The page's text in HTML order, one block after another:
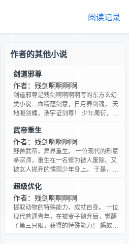
阅读记录
作者的其他小说
剑道邪尊
作者：残剑啊啊啊啊
剑道邪尊是残剑啊啊啊啊写的东方玄幻
类小说....血精蕴剑意，日月养剑魂， 天
地凝剑魄，浩宇证剑尊！ 少年周衍，偶
兽剑魂，一剑出而天下惊！ 剑道邪尊，
唯我不朽！ ---- 已完本《无忌传人》
《霸剑道》《武帝重生》《超级优化》
《都市全能霸主》等，质量保证，请放
心收藏。 微博：t。。/snow9742 Q群：
武帝重生
作者：残剑啊啊啊啊
野兽武帝，异界重生。 一位现代的形意
拳宗师，重生在一名修为被人废除、又
被女人抛弃的懦弱少年身上。 于是，修
田，模仿太阳系创造宇宙丹田，天赋横
扫一切超级天才！ 强者的灵魂，枭雄的
本质，无论重生在谁身上，都不会改
变！ 从禽兽狠辣、嗜血疯狂的野兽宗
师，逐渐蜕变为侠骨柔肠、浩然正气的
超级优化
作者：残剑啊啊啊啊
提取动物的特殊能力，成就自身。 一位
现代普通青年，在被妻子抛弃后，觉醒
了第三只眼，获得的特殊能力！ 蚂蚁可